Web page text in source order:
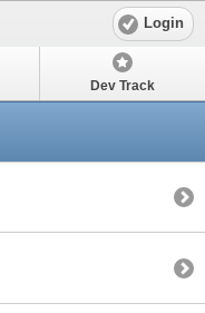
Login
Dev Track